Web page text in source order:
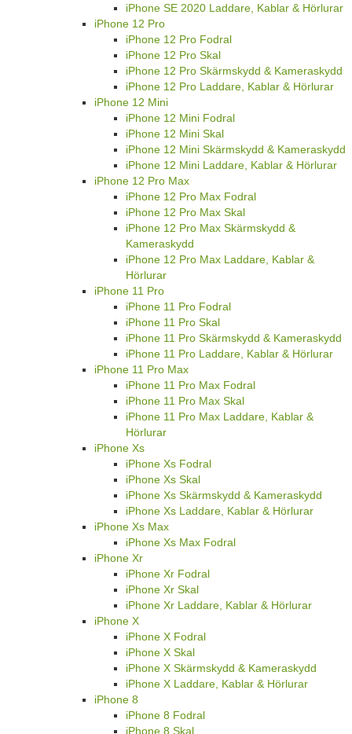
iPhone SE 2020 Laddare, Kablar & Hörlurar
iPhone 12 Pro
iPhone 12 Pro Fodral
iPhone 12 Pro Skal
iPhone 12 Pro Skärmskydd & Kameraskydd
iPhone 12 Pro Laddare, Kablar & Hörlurar
iPhone 12 Mini
iPhone 12 Mini Fodral
iPhone 12 Mini Skal
iPhone 12 Mini Skärmskydd & Kameraskydd
iPhone 12 Mini Laddare, Kablar & Hörlurar
iPhone 12 Pro Max
iPhone 12 Pro Max Fodral
iPhone 12 Pro Max Skal
iPhone 12 Pro Max Skärmskydd &
Kameraskydd
iPhone 12 Pro Max Laddare, Kablar &
Hörlurar
iPhone 11 Pro
iPhone 11 Pro Fodral
iPhone 11 Pro Skal
iPhone 11 Pro Skärmskydd & Kameraskydd
iPhone 11 Pro Laddare, Kablar & Hörlurar
iPhone 11 Pro Max
iPhone 11 Pro Max Fodral
iPhone 11 Pro Max Skal
iPhone 11 Pro Max Laddare, Kablar &
Hörlurar
iPhone Xs
iPhone Xs Fodral
iPhone Xs Skal
iPhone Xs Skärmskydd & Kameraskydd
iPhone Xs Laddare, Kablar & Hörlurar
iPhone Xs Max
iPhone Xs Max Fodral
iPhone Xr
iPhone Xr Fodral
iPhone Xr Skal
iPhone Xr Laddare, Kablar & Hörlurar
iPhone X
iPhone X Fodral
iPhone X Skal
iPhone X Skärmskydd & Kameraskydd
iPhone X Laddare, Kablar & Hörlurar
iPhone 8
iPhone 8 Fodral
iPhone 8 Skal